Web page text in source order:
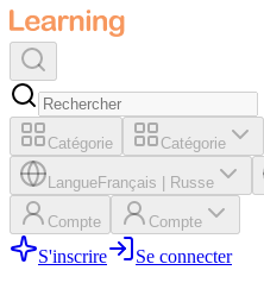
Catégorie Catégorie
LangueFrançais Russe
Compte Compte
S'inscrire Se connecter